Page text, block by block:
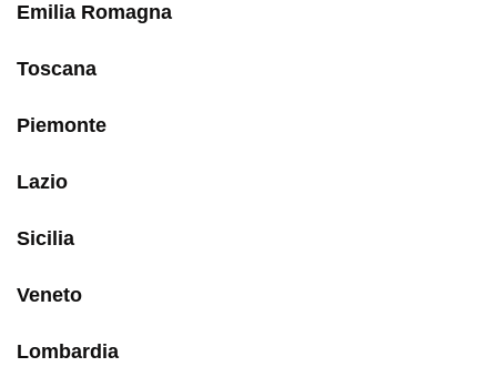
Emilia Romagna
Toscana
Piemonte
Lazio
Sicilia
Veneto
Lombardia